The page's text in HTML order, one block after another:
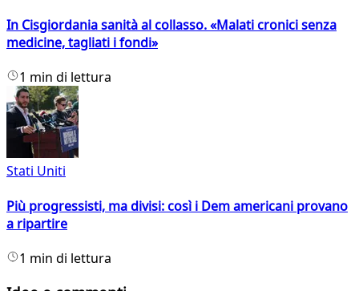
In Cisgiordania sanità al collasso. «Malati cronici senza
medicine, tagliati i fondi»
1 min di lettura
Stati Uniti
Più progressisti, ma divisi: così i Dem americani provano
a ripartire
1 min di lettura